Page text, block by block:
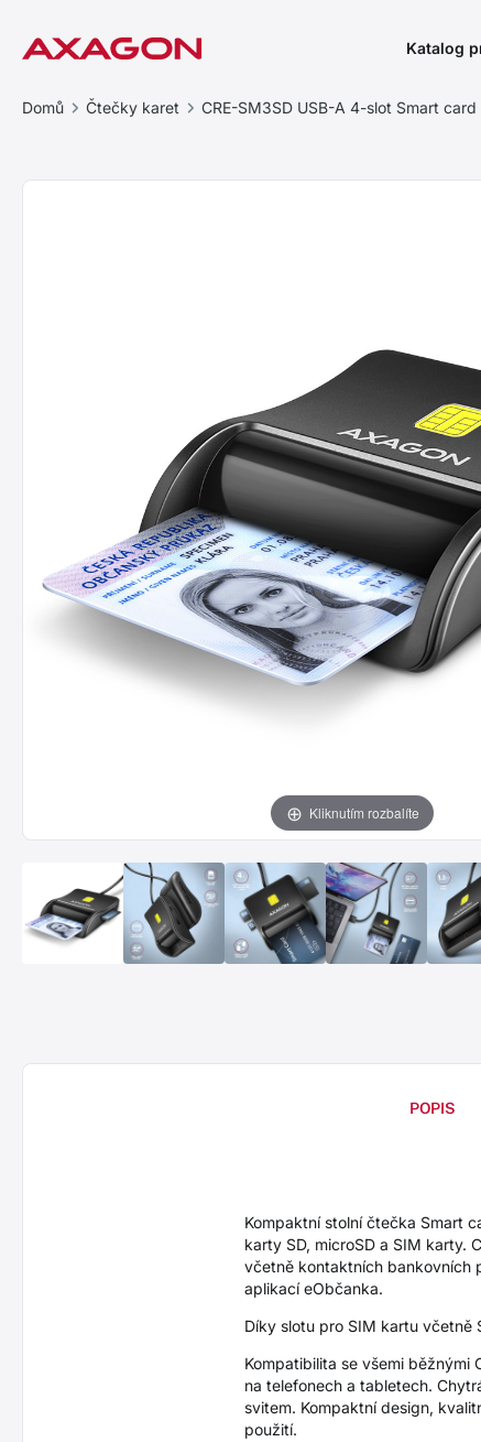
Katalog
Domů Čtečky karet CRE-SM3SD USB-A 4-slot Smart
Kliknutím rozbalíte
POPIS
Kompaktní stolní čtečka Smart
karty SD, microSD a SIM karty.
včetně kontaktních bankovních
aplikací eObčanka.
Díky slotu pro SIM kartu včetně
Kompatibilita se všemi běžnými
na telefonech a tabletech.
svitem. Kompaktní design,
použití.